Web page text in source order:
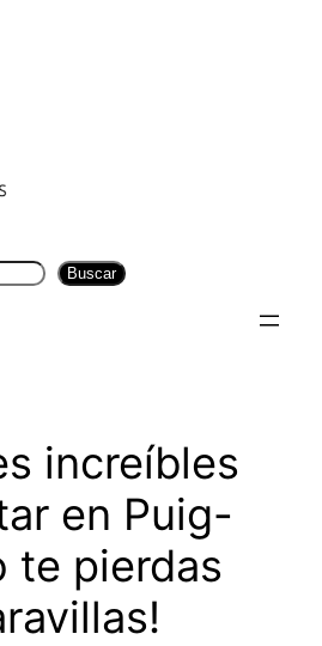
Buscar
increíbles
en Puig-
te pierdas